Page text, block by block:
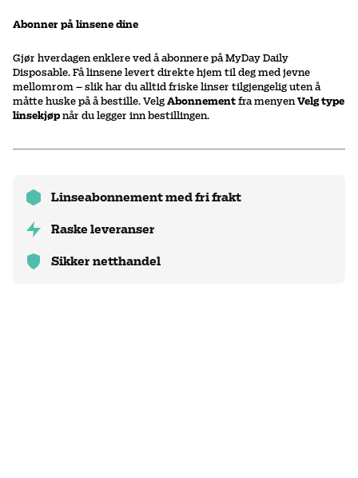
Abonner på linsene dine
Gjør hverdagen enklere ved å abonnere på MyDay Daily
Disposable. Få linsene levert direkte hjem til deg med jevne
mellomrom – slik har du alltid friske linser tilgjengelig uten å
måtte huske på å bestille. Velg Abonnement fra menyen Velg type
linsekjøp når du legger inn bestillingen.
Linseabonnement med fri frakt
Raske leveranser
Sikker netthandel